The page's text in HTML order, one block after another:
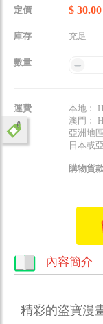
定價 $ 30.00
庫存 充足
數量
運費
本地﹕
澳門﹕
亞洲地
日本或
購物貨
內容簡介
精彩的盜寶漫